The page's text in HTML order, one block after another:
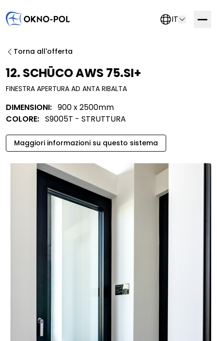
IT
Torna all'offerta
FINESTRA APERTURA AD ANTA RIBALTA
12. SCHÜCO AWS 75.SI+
DIMENSIONI: 900 x 2500mm
COLORE: S9005T - STRUTTURA
Maggiori informazioni su questo sistema
Contattaci
Se sei interessato a collaborare con noi, compila il
Errore:Modulo di contatto non trovato.